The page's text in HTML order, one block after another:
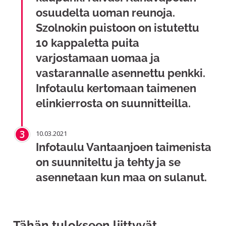
osuudelta uoman reunoja.
Szolnokin puistoon on istutettu
10 kappaletta puita
varjostamaan uomaa ja
vastarannalle asennettu penkki.
Infotaulu kertomaan taimenen
elinkierrosta on suunnitteilla.
3 10.03.2021
Infotaulu Vantaanjoen taimenista
on suunniteltu ja tehty ja se
asennetaan kun maa on sulanut.